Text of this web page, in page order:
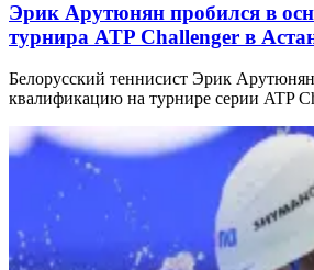
Эрик Арутюнян пробился в
турнира ATP Challenger в
Белорусский теннисист Эрик
квалификацию на турнире серии ATP